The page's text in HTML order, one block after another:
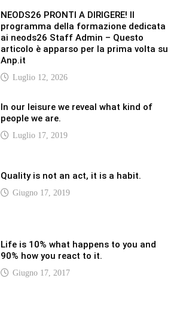
NEODS26 PRONTI A DIRIGERE! Il
programma della formazione dedicata
ai neods26 Staff Admin – Questo
articolo è apparso per la prima volta su
Anp.it
Luglio 12, 2026
In our leisure we reveal what kind of
people we are.
Luglio 17, 2019
Quality is not an act, it is a habit.
Giugno 17, 2019
Life is 10% what happens to you and
90% how you react to it.
Giugno 17, 2017